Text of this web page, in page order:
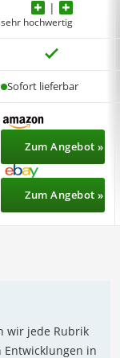
sehr hochwertig
Sofort lieferbar
Zum Angebot »
Zum Angebot »
wir jede Rubrik
in